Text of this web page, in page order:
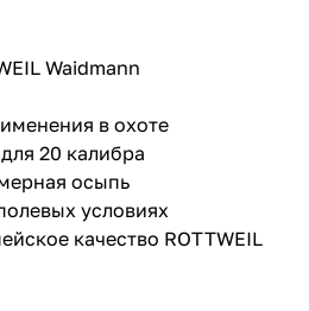
Waidmann
в охоте
20 калибра
осыпь
условиях
качество ROTTWEIL